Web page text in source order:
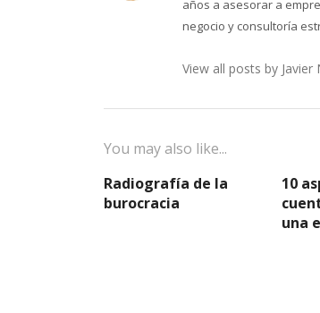
años a asesorar a
negocio y consultoría
View all posts by Javier
You may also like...
Radiografía de la
burocracia
10
una